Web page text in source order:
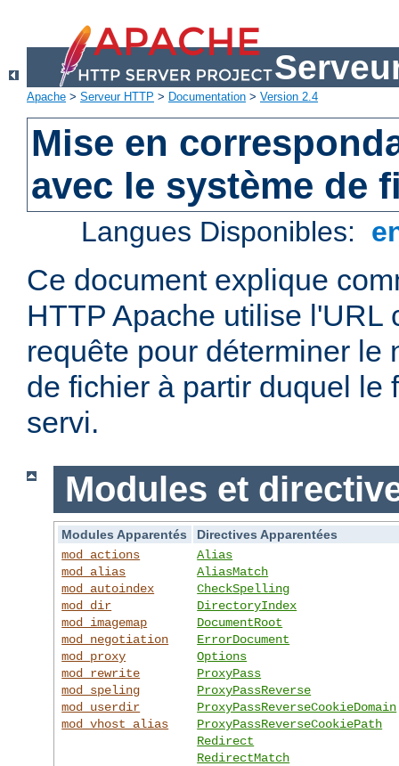
Apache > Serveur HTTP > Documentation > Version 2.4
Mise en
avec le système de
Langues Disponibles:
Ce document explique
HTTP Apache utilise l'URL
requête pour déterminer le
de fichier à partir duquel le
servi.
Modules et
Modules Apparentés
Directives Apparentées
mod_actions
mod_alias
mod_autoindex
mod_dir
mod_imagemap
mod_negotiation
mod_proxy
mod_rewrite
mod_speling
mod_userdir
mod_vhost_alias
Alias
AliasMatch
CheckSpelling
DirectoryIndex
DocumentRoot
ErrorDocument
Options
ProxyPass
ProxyPassReverse
ProxyPassReverseCookieDomain
ProxyPassReverseCookiePath
Redirect
RedirectMatch